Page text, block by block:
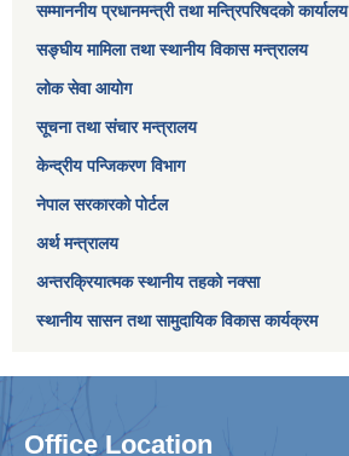
सम्माननीय प्रधानमन्त्री तथा मन्त्रिपरिषद‌को कार्यालय
सङ्घीय मामिला तथा स्थानीय विकास मन्त्रालय
लोक सेवा आयोग
सूचना तथा संचार मन्त्रालय
केन्द्रीय पन्जिकरण विभाग
नेपाल सरकारको पोर्टल
अर्थ मन्त्रालय
अन्तरक्रियात्मक स्थानीय तहको नक्सा
स्थानीय सासन तथा सामुदायिक विकास कार्यक्रम
Office Location